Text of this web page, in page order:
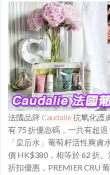
法國品牌 Caudalie抗氧化護
有 75 折優惠碼，一共有超
「皇后水」葡萄籽活性爽
價 HK$380，相等於 62 折
折扣優惠，PREMIER CRU